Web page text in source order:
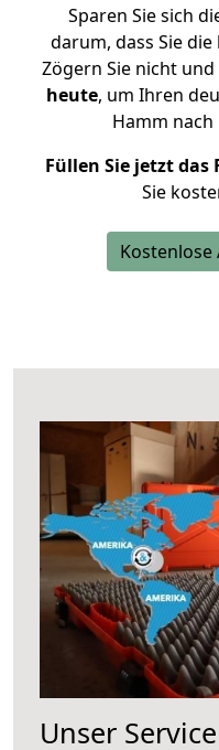
Sparen Sie sich
darum, dass Sie
Zögern Sie nicht und
heute, um Ihren
Hamm nach
Füllen Sie jetzt das
Sie
Unser